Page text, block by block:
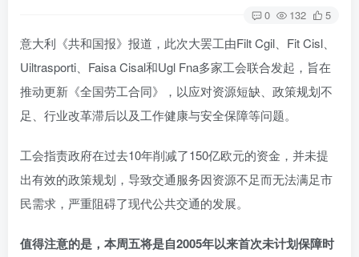
0 132 5
意大利《共和国报》报道，此次大罢工由Filt Cgil、Fit Cisl、
Uiltrasporti、Faisa Cisal和Ugl Fna多家工会联合发起，旨在
推动更新《全国劳工合同》，以应对资源短缺、政策规划不
足、行业改革滞后以及工作健康与安全保障等问题。
工会指责政府在过去10年削减了150亿欧元的资金，并未提
出有效的政策规划，导致交通服务因资源不足而无法满足市
民需求，严重阻碍了现代公共交通的发展。
值得注意的是，本周五将是自2005年以来首次未计划保障时